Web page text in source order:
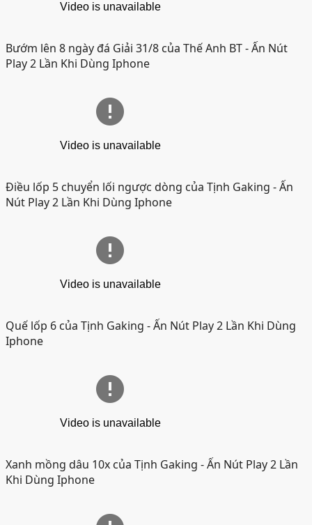
Bướm lên 8 ngày đá Giải 31/8 của Thế Anh BT- Ấn Nút
Play 2 Lần Khi Dùng Iphone
Điều lốp 5 chuyển lối ngược dòng của Tịnh Gaking - Ấn
Nút Play 2 Lần Khi Dùng Iphone
Quế lốp 6 của Tịnh Gaking - Ấn Nút Play 2 Lần Khi Dùng
Iphone
Xanh mồng dâu 10x của Tịnh Gaking - Ấn Nút Play 2 Lần
Khi Dùng Iphone